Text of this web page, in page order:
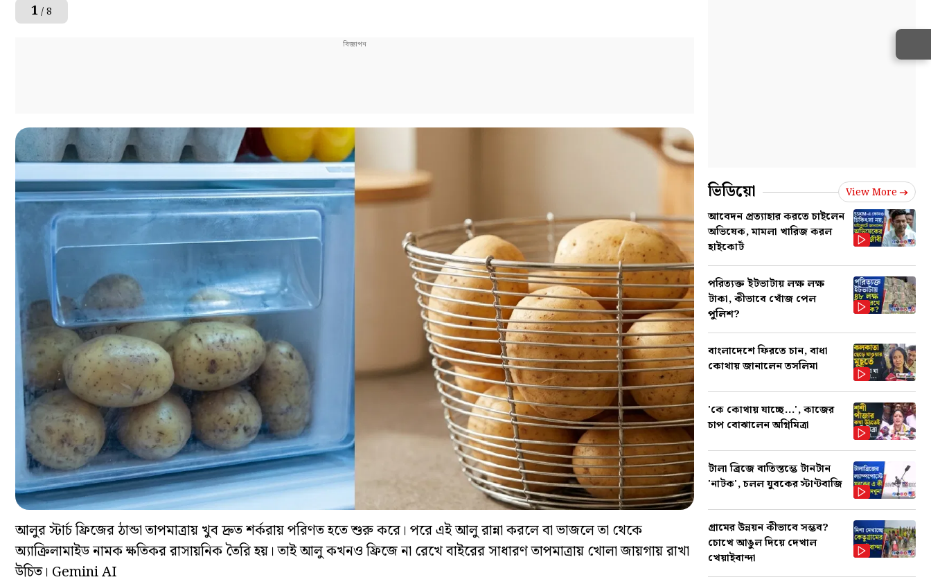
1/ 8
আলুর স্টার্চ ফ্রিজের ঠান্ডা তাপমাত্রায় খুব দ্রুত শর্করায় পরিণত হতে শুরু করে। পরে এই আলু রান্না করলে বা ভাজলে তা থেকে
অ্যাক্রিলামাইড নামক ক্ষতিকর রাসায়নিক তৈরি হয়। তাই আলু কখনও ফ্রিজে না রেখে বাইরের সাধারণ তাপমাত্রায় খোলা জায়গায় রাখা
উচিত। Gemini AI
ভিডিয়ো View More
আবেদন প্রত্যাহার করতে চাইলেন
অভিষেক, মামলা খারিজ করল
হাইকোর্ট
পরিত্যক্ত ইটভাটায় লক্ষ লক্ষ
টাকা, কীভাবে খোঁজ পেল
পুলিশ?
বাংলাদেশে ফিরতে চান, বাধা
কোথায় জানালেন তসলিমা
'কে কোথায় যাচ্ছে...', কাজের
চাপ বোঝালেন অগ্নিমিত্রা
টালা ব্রিজে বাতিস্তম্ভে টানটান
'নাটক', চলল যুবকের স্টান্টবাজি
গ্রামের উন্নয়ন কীভাবে সম্ভব?
চোখে আঙুল দিয়ে দেখাল
খেয়াইবান্দা